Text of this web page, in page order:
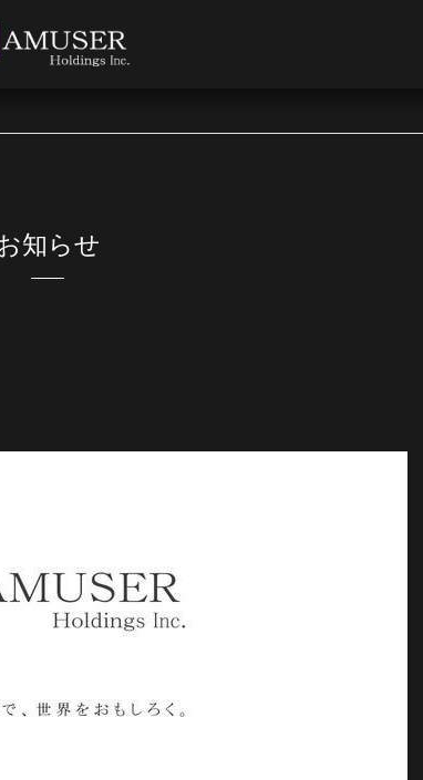
知らせ